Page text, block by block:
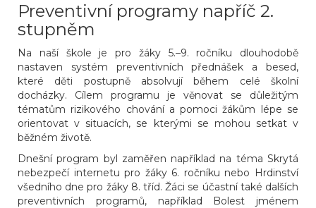
Preventivní programy napříč 2.
stupněm
Na naší škole je pro žáky 5.–9. ročníku dlouhodobě
nastaven systém preventivních přednášek a besed,
které děti postupně absolvují během celé školní
docházky. Cílem programu je věnovat se důležitým
tématům rizikového chování a pomoci žákům lépe se
orientovat v situacích, se kterými se mohou setkat v
běžném životě.
Dnešní program byl zaměřen například na téma Skrytá
nebezpečí internetu pro žáky 6. ročníku nebo Hrdinství
všedního dne pro žáky 8. tříd. Žáci se účastní také dalších
preventivních programů, například Bolest jménem